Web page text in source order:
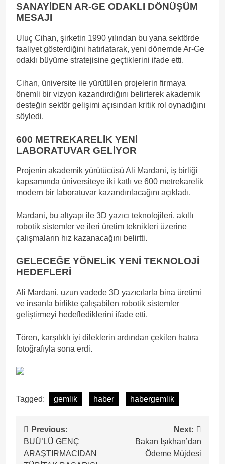
SANAYİDEN AR-GE ODAKLI DÖNÜŞÜM
MESAJI
Uluç Cihan, şirketin 1990 yılından bu yana sektörde
faaliyet gösterdiğini hatırlatarak, yeni dönemde Ar-Ge
odaklı büyüme stratejisine geçtiklerini ifade etti.
Cihan, üniversite ile yürütülen projelerin firmaya
önemli bir vizyon kazandırdığını belirterek akademik
desteğin sektör gelişimi açısından kritik rol oynadığını
söyledi.
600 METREKARELİK YENİ
LABORATUVAR GELİYOR
Projenin akademik yürütücüsü Ali Mardani, iş birliği
kapsamında üniversiteye iki katlı ve 600 metrekarelik
modern bir laboratuvar kazandırılacağını açıkladı.
Mardani, bu altyapı ile 3D yazıcı teknolojileri, akıllı
robotik sistemler ve ileri üretim teknikleri üzerine
çalışmaların hız kazanacağını belirtti.
GELECEĞE YÖNELİK YENİ TEKNOLOJİ
HEDEFLERİ
Ali Mardani, uzun vadede 3D yazıcılarla bina üretimi
ve insanla birlikte çalışabilen robotik sistemler
geliştirmeyi hedeflediklerini ifade etti.
Tören, karşılıklı iyi dileklerin ardından çekilen hatıra
fotoğrafıyla sona erdi.
Tagged: gemlik haber habergemlik
Yazı
gezinmesi
Previous:
BUÜ’LÜ GENÇ
ARAŞTIRMACIDAN
Next:
Bakan Işıkhan’dan
Ödeme Müjdesi